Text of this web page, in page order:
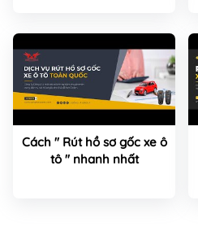
Cách " Rút hồ sơ gốc xe ô
tô " nhanh nhất